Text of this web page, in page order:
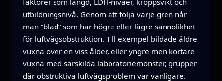
utbildningsnivå. Genom att följa varje gren når
man ”blad” som har högre eller lägre sannolikhet
för luftvägsobstruktion. Till exempel bildade äldre
vuxna över en viss ålder, eller yngre men kortare
vuxna med särskilda laboratoriemönster, grupper
där obstruktiva luftvägsproblem var vanligare.